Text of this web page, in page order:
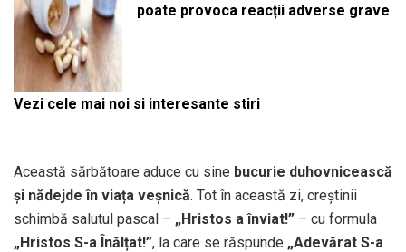
poate provoca reacții adverse grave
Vezi cele mai noi si interesante stiri
Această sărbătoare aduce cu sine bucurie duhovnicească
și nădejde în viața veșnică. Tot în această zi, creștinii
schimbă salutul pascal – „Hristos a înviat!” – cu formula
„Hristos S-a Înălțat!”, la care se răspunde „Adevărat S-a